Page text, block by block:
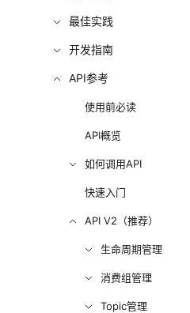
最佳实践
开发指南
API参考
使用前必读
API概览
如何调用API
快速入门
API V2（推荐）
生命周期管理
消费组管理
Topic管理